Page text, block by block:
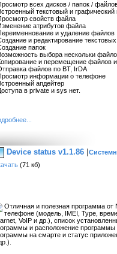
всех дисков / папок /
текстовый и
свойств файла
атрибутов файла
и удаление файлов
и редактирование
папок
выбора нескольки
и перемещение файлов
файлов по BT, IrDA
информации о телефоне
апдейтер
в private и sys нет.
Device status v1.1.86 |
(71 кб)
Отличная и полезная программа
телефоне (модель, IMEI, Type,
VoIP и др.), список
и расположение
на смарте и статус